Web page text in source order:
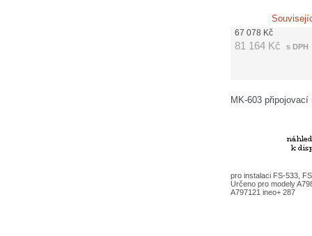
67 078 Kč
81 164 Kč s DPH
MK-603 připojovací
pro instalaci FS-533,
Určeno pro modely
A797121 ineo+ 287